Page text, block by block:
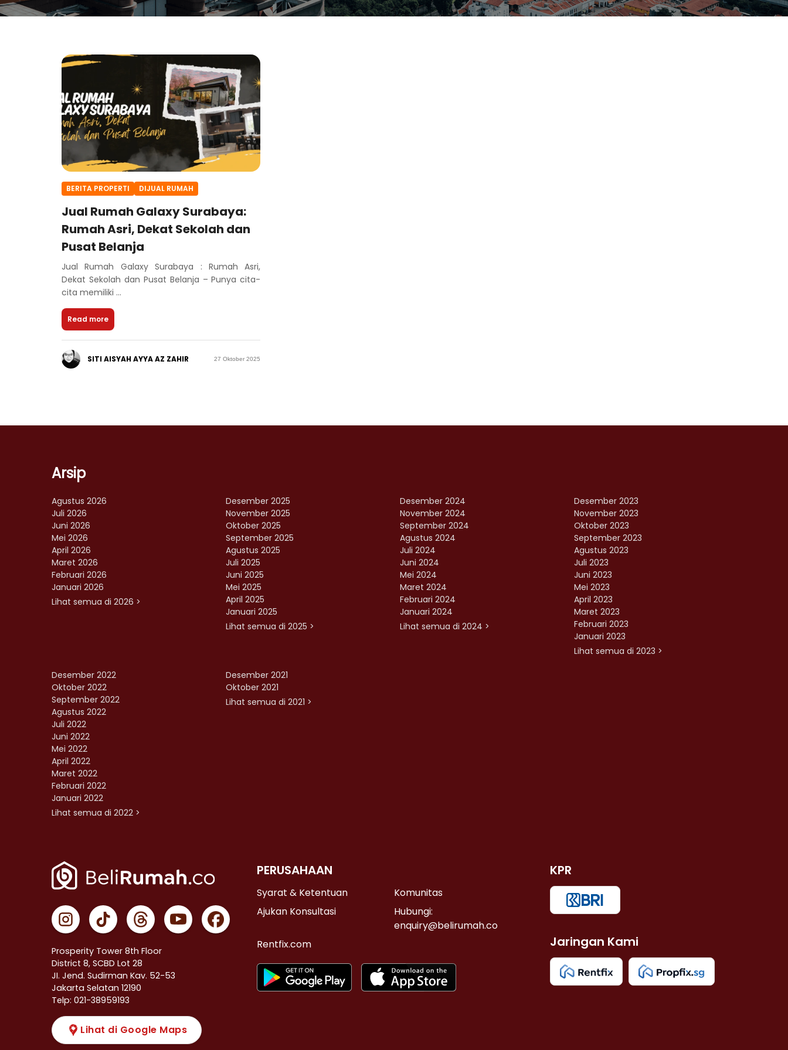
BERITA PROPERTI DIJUAL RUMAH
Jual Rumah Galaxy Surabaya:
Rumah Asri, Dekat Sekolah dan
Pusat Belanja
Jual Rumah Galaxy Surabaya : Rumah Asri,
Dekat Sekolah dan Pusat Belanja – Punya cita-
cita memiliki ...
Read more
SITI AISYAH AYYA AZ ZAHIR 27 Oktober 2025
Arsip
Agustus 2026
Juli 2026
Juni 2026
Mei 2026
April 2026
Maret 2026
Februari 2026
Januari 2026
Lihat semua di 2026 >
Desember 2025
November 2025
Oktober 2025
September 2025
Agustus 2025
Juli 2025
Juni 2025
Mei 2025
April 2025
Januari 2025
Lihat semua di 2025 >
Desember 2024
November 2024
September 2024
Agustus 2024
Juli 2024
Juni 2024
Mei 2024
Maret 2024
Februari 2024
Januari 2024
Lihat semua di 2024 >
Desember 2023
November 2023
Oktober 2023
September 2023
Agustus 2023
Juli 2023
Juni 2023
Mei 2023
April 2023
Maret 2023
Februari 2023
Januari 2023
Lihat semua di 2023 >
Desember 2022
Oktober 2022
September 2022
Agustus 2022
Juli 2022
Juni 2022
Mei 2022
April 2022
Maret 2022
Februari 2022
Januari 2022
Lihat semua di 2022 >
Desember 2021
Oktober 2021
Lihat semua di 2021 >
Prosperity Tower 8th Floor
District 8, SCBD Lot 28
JI. Jend. Sudirman Kav. 52-53
Jakarta Selatan 12190
Telp: 021-38959193
Lihat di Google Maps
PERUSAHAAN
Syarat & Ketentuan
Komunitas
Ajukan Konsultasi
Hubungi:
enquiry@belirumah.co
Rentfix.com
KPR
Jaringan Kami